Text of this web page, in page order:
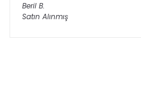
Beril B.
Satın Alınmış